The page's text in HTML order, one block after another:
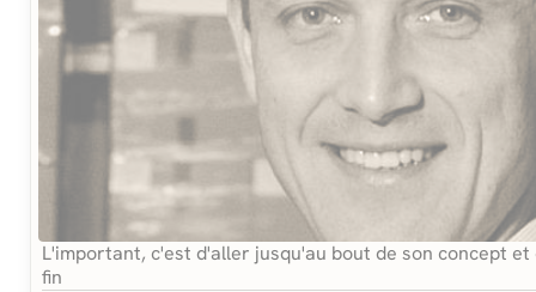
L'important, c'est d'aller jusqu'au bout de son concept
fin